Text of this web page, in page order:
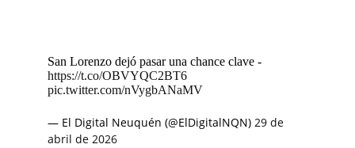
San Lorenzo dejó pasar una chance clave -
https://t.co/OBVYQC2BT6
pic.twitter.com/nVygbANaMV
— El Digital Neuquén (@ElDigitalNQN) 29 de
abril de 2026